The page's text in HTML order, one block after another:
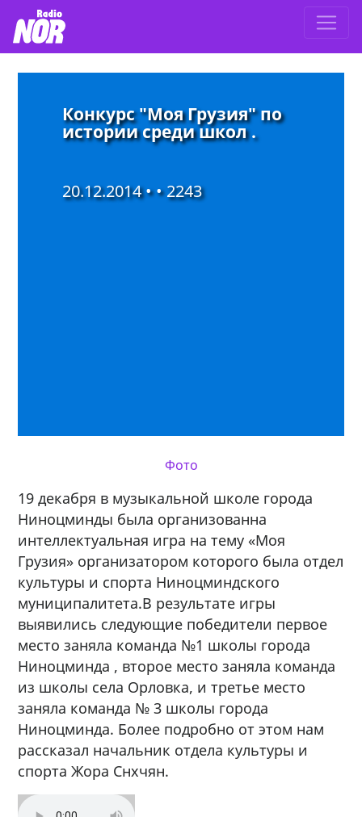
Конкурс "Моя Грузия" по
истории среди школ .
20.12.2014 • •2243
Фото
19 декабря в музыкальной школе города
Ниноцминды была организованна
интеллектуальная игра на тему «Моя
Грузия» организатором которого была отдел
культуры и спорта Ниноцминдского
муниципалитета.В результате игры
выявились следующие победители первое
место заняла команда №1 школы города
Ниноцминда , второе место заняла команда
из школы села Орловка, и третье место
заняла команда № 3 школы города
Ниноцминда. Более подробно от этом нам
рассказал начальник отдела культуры и
спорта Жора Снхчян.